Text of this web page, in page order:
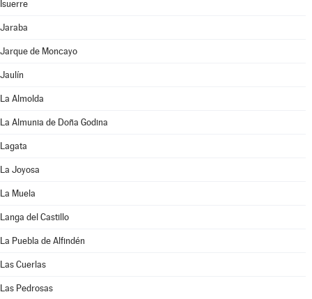
Isuerre
Jaraba
Jarque de Moncayo
Jaulín
La Almolda
La Almunia de Doña Godina
Lagata
La Joyosa
La Muela
Langa del Castillo
La Puebla de Alfindén
Las Cuerlas
Las Pedrosas